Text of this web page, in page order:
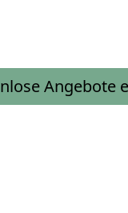
Angebote